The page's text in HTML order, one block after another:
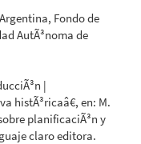
Fondo de
AutÃ³noma de
|
histÃ³ricaâ€, en: M.
planificaciÃ³n y
claro editora.